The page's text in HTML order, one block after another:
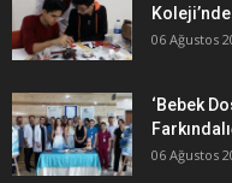
Koleji’nde
06 Ağustos
‘Bebek
06 Ağustos